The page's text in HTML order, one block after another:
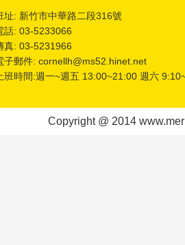
址: 新竹市中華路二段316號
話: 03-5233066
真: 03-5231966
子郵件: cornellh@ms52.hinet.net
上班時間:週一~週五 13:00~21:00 週六
Copyright @ 2014